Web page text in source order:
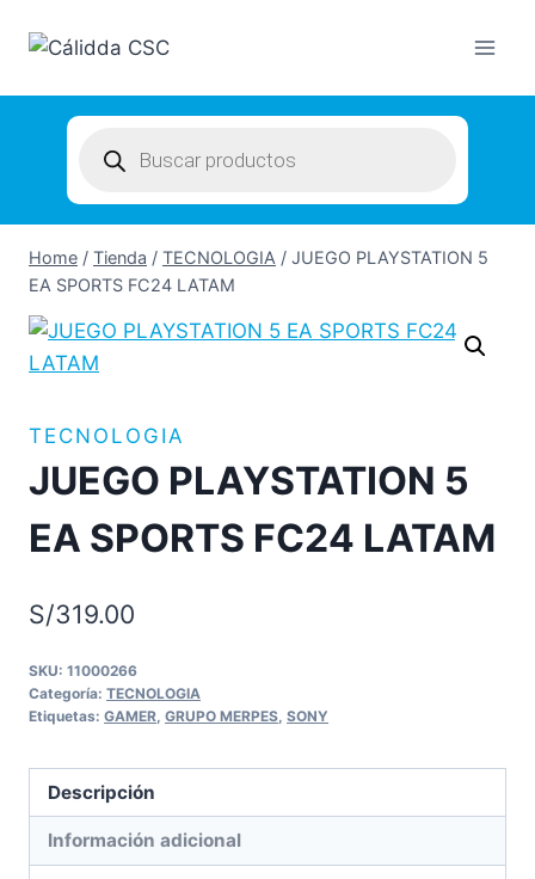
search
Home / Tienda / TECNOLOGIA / JUEGO PLAYSTATION 5
EA SPORTS FC24 LATAM
TECNOLOGIA
JUEGO PLAYSTATION 5
EA SPORTS FC24 LATAM
S/319.00
SKU: 11000266
Categoría: TECNOLOGIA
Etiquetas: GAMER GRUPO MERPES SONY
Descripción
Información adicional